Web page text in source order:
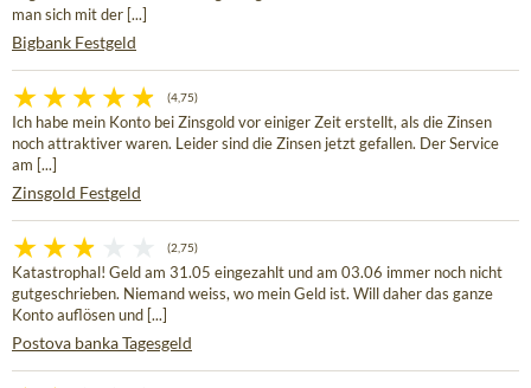
man sich mit der [...]
Bigbank Festgeld
(4,75)
Ich habe mein Konto bei Zinsgold vor einiger Zeit erstellt, als die Zinsen
noch attraktiver waren. Leider sind die Zinsen jetzt gefallen. Der Service
am [...]
Zinsgold Festgeld
(2,75)
Katastrophal! Geld am 31.05 eingezahlt und am 03.06 immer noch nicht
gutgeschrieben. Niemand weiss, wo mein Geld ist. Will daher das ganze
Konto auflösen und [...]
Postova banka Tagesgeld